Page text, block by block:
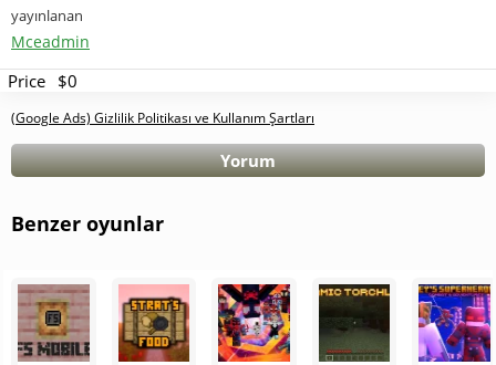
yayınlanan
Mceadmin
Price $0
(Google Ads) Gizlilik Politikası ve Kullanım Şartları
Yorum
Benzer oyunlar